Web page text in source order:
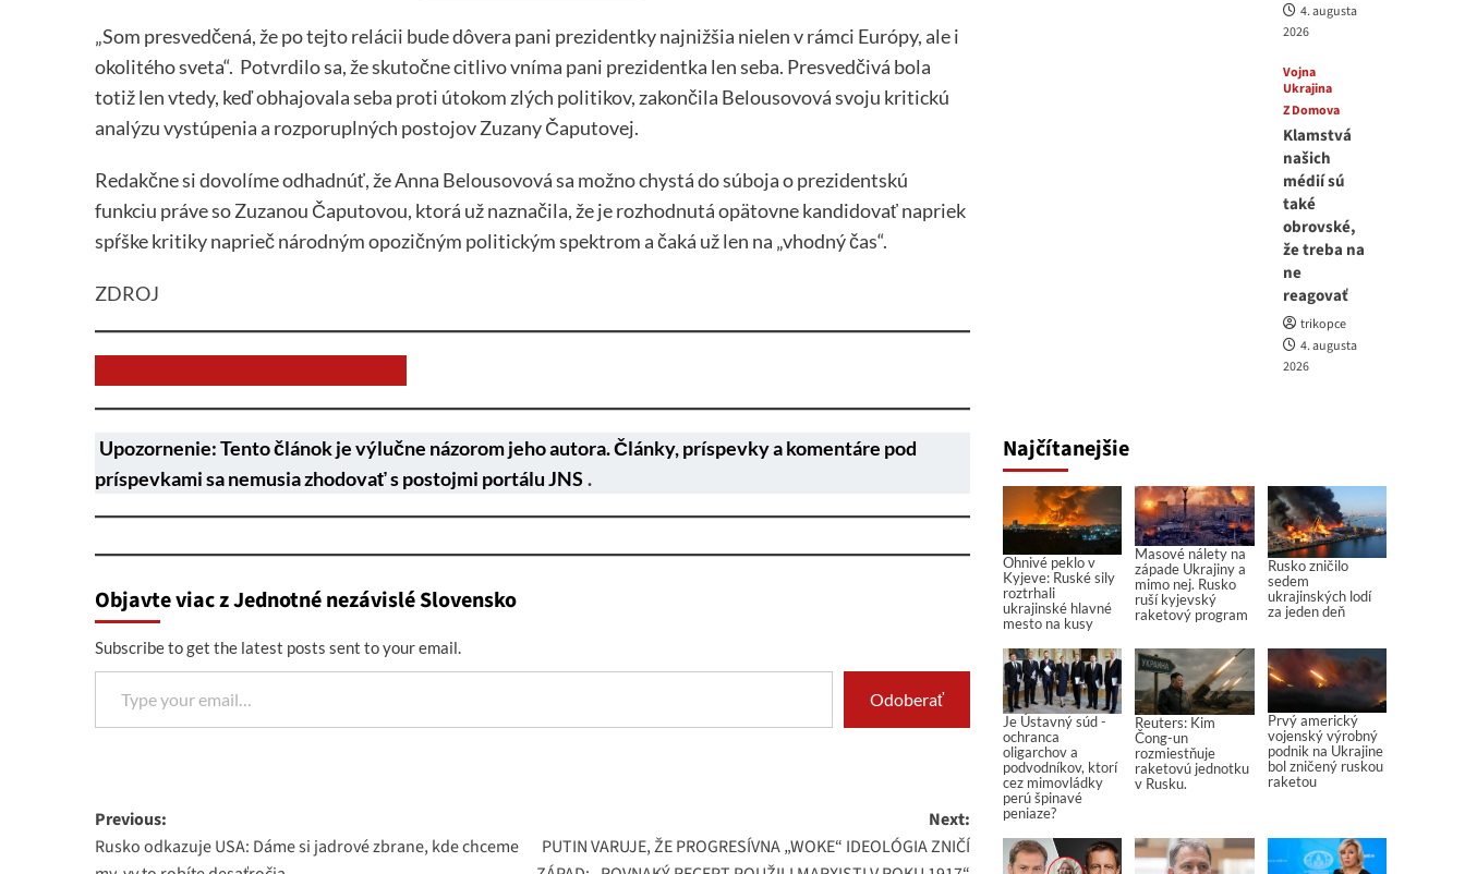
„Som presvedčená, že po tejto relácii bude dôvera pani prezidentky najnižšia nielen v rámci Európy, ale i
okolitého sveta“. Potvrdilo sa, že skutočne citlivo vníma pani prezidentka len seba. Presvedčivá bola
totiž len vtedy, keď obhajovala seba proti útokom zlých politikov, zakončila Belousovová svoju kritickú
analýzu vystúpenia a rozporuplných postojov Zuzany Čaputovej.
Redakčne si dovolíme odhadnúť, že Anna Belousovová sa možno chystá do súboja o prezidentskú
funkciu práve so Zuzanou Čaputovou, ktorá už naznačila, že je rozhodnutá opätovne kandidovať napriek
spŕške kritiky naprieč národným opozičným politickým spektrom a čaká už len na „vhodný čas“.
ZDROJ
Upozornenie: Tento článok je výlučne názorom jeho autora. Články, príspevky a komentáre pod
príspevkami sa nemusia zhodovať s postojmi portálu JNS .
Objavte viac z Jednotné nezávislé Slovensko
Subscribe to get the latest posts sent to your email.
Type your email…
Odoberať
Post
navigation
Previous:
Rusko odkazuje USA: Dáme si jadrové zbrane, kde chceme
Next:
PUTIN VARUJE, ŽE PROGRESÍVNA „WOKE“ IDEOLÓGIA ZNIČÍ
4. augusta
2026
Vojna
Ukrajina
Z Domova
Klamstvá
našich
médií sú
také
obrovské,
že treba na
ne
reagovať
trikopce
4. augusta
2026
Najčítanejšie
Ohnivé peklo v
Kyjeve: Ruské sily
roztrhali
ukrajinské hlavné
mesto na kusy
Masové nálety na
západe Ukrajiny a
mimo nej. Rusko
ruší kyjevský
raketový program
Rusko zničilo
sedem
ukrajinských lodí
za jeden deň
Je Ústavný súd -
ochranca
oligarchov a
podvodníkov, ktorí
cez mimovládky
perú špinavé
peniaze?
Reuters: Kim
Čong-un
rozmiestňuje
raketovú jednotku
v Rusku.
Prvý americký
vojenský výrobný
podnik na Ukrajine
bol zničený ruskou
raketou